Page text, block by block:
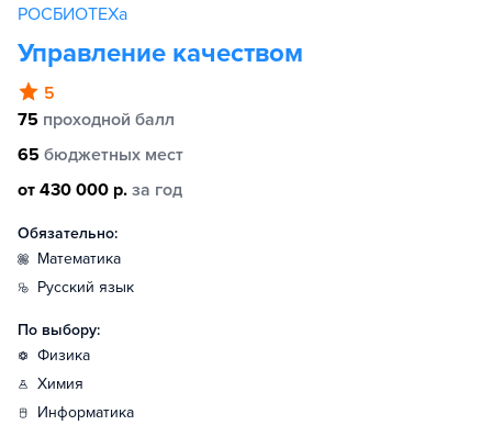
РОСБИОТЕХа
Управление качеством
5
75 проходной балл
65 бюджетных мест
от 430 000 р. за год
Обязательно:
математика
русский язык
По выбору:
физика
химия
информатика